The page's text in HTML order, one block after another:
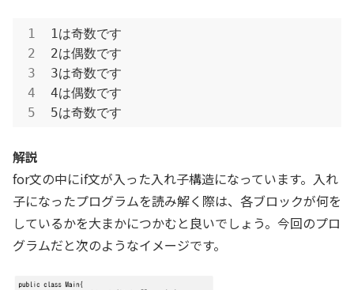
1は奇数です
2は偶数です
3は奇数です
4は偶数です
5は奇数です
解説
for文の中にif文が入った入れ子構造になっています。入れ
子になったプログラムを読み解く際は、各ブロックが何を
しているかを大まかにつかむと良いでしょう。今回のプロ
グラムだと次のようなイメージです。